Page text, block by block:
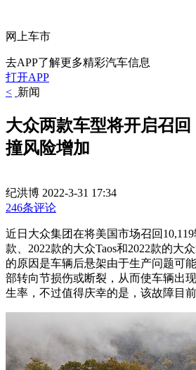
网上车市
去APP了解更多精彩汽车信息
打开APP
< 新闻
大众两款车型将开启召
撞风险增加
纪洪博 2022-3-31 17:34
246条评论
近日大众集团在将美国市场召回10,119
款、2022款的大众Taos和2022款的大
的原因是车辆后悬架由于生产问题可
部转向节损伤或断裂，从而使车辆出
生率，不过值得庆幸的是，该故障目